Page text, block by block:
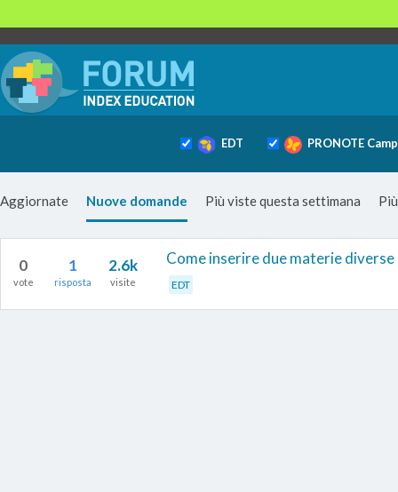
EDT PRONOTE
Aggiornate Nuove domande Più viste questa settimana
0
vote
1
risposta
2.6k
visite
Come inserire due materie diverse
EDT